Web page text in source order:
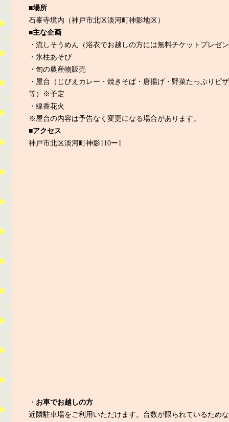
■場所
石峯寺境内（神戸市北区淡河町神影地区）
■主な企画
・流しそうめん（浴衣でお越しの方には無料チケットプレゼ
・氷柱あそび
・旬の農産物販売
・屋台（じびえカレー・焼きそば・唐揚げ・野菜たっぷりピ
等）※予定
・線香花火
※屋台の内容は予告なく変更になる場合があります。
■アクセス
神戸市北区淡河町神影110ー1
・ お車でお越しの方
近隣駐車場をご利用いただけます。台数が限られているため